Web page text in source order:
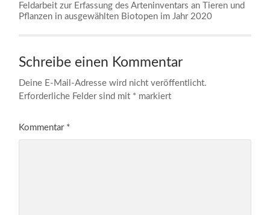
Feldarbeit zur Erfassung des Arteninventars an Tieren und
Pflanzen in ausgewählten Biotopen im Jahr 2020
Schreibe einen Kommentar
Deine E-Mail-Adresse wird nicht veröffentlicht.
Erforderliche Felder sind mit * markiert
Kommentar *